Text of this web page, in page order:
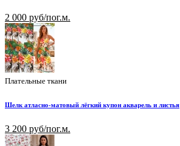
2 000 руб/пог.м.
Плательные ткани
Шелк атласно-матовый лёгкий купон акварель и листья
3 200 руб/пог.м.